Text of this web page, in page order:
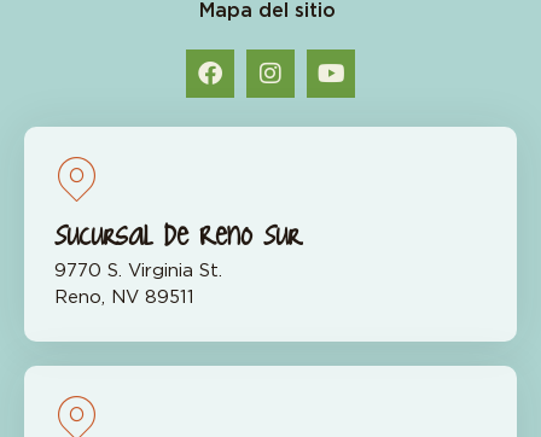
Mapa del sitio
Sucursal de Reno Sur
9770 S. Virginia St.
Reno, NV 89511